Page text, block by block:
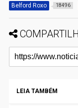
Belford Roxo 18496
LEIA TAMBÉM